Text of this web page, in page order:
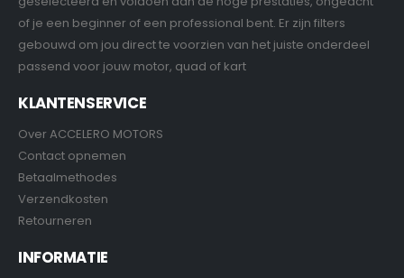
of je een beginner of een professional bent. Er zijn filters
gebouwd om jou direct te voorzien van het juiste onderdeel
passend voor jouw motor, quad of kart
KLANTENSERVICE
Over ACCELERO MOTORS
Contact opnemen
Betaalmethodes
Verzendkosten
Retourneren
INFORMATIE